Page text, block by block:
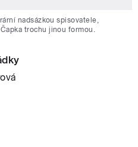
nadsázkou spisovatele,
trochu jinou formou.